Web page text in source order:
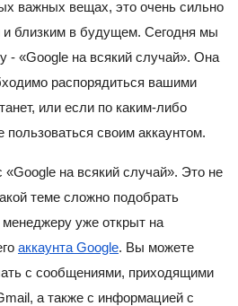
важных вещах, это очень сильно
близким в будущем. Сегодня мы
- «Google на всякий случай». Она
распорядиться вашими
или если по каким-либо
своим аккаунтом.
на всякий случай». Это не
теме сложно подобрать
уже открыт на
аккаунта Google. Вы можете
с сообщениями, приходящими
а также с информацией с